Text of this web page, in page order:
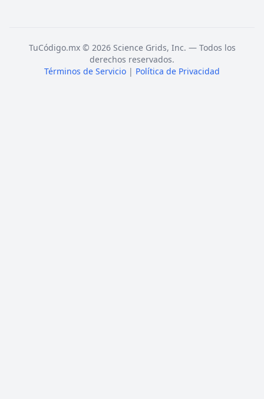
TuCódigo.mx © 2026 Science Grids, Inc. — Todos los
derechos reservados.
Términos de Servicio | Política de Privacidad